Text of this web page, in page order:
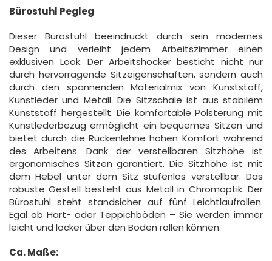
Bürostuhl Pegleg
Dieser Bürostuhl beeindruckt durch sein modernes
Design und verleiht jedem Arbeitszimmer einen
exklusiven Look. Der Arbeitshocker besticht nicht nur
durch hervorragende Sitzeigenschaften, sondern auch
durch den spannenden Materialmix von Kunststoff,
Kunstleder und Metall. Die Sitzschale ist aus stabilem
Kunststoff hergestellt. Die komfortable Polsterung mit
Kunstlederbezug ermöglicht ein bequemes Sitzen und
bietet durch die Rückenlehne hohen Komfort während
des Arbeitens. Dank der verstellbaren Sitzhöhe ist
ergonomisches Sitzen garantiert. Die Sitzhöhe ist mit
dem Hebel unter dem Sitz stufenlos verstellbar. Das
robuste Gestell besteht aus Metall in Chromoptik. Der
Bürostuhl steht standsicher auf fünf Leichtlaufrollen.
Egal ob Hart- oder Teppichböden – Sie werden immer
leicht und locker über den Boden rollen können.
Ca. Maße: